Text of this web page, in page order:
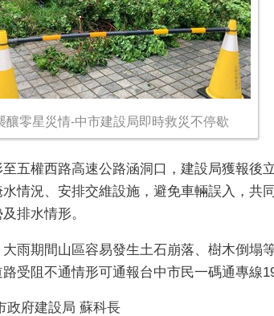
釀零星災情-中市建設局即時救災不停歇
五權西路高速公路涵洞口，建設局獲報後
情況、安排交維設施，避免車輛誤入，共
排水情形。
雨期間山區容易發生土石崩落、樹木倒塌
受阻不通情形可通報台中市民一碼通專線
政府建設局 蘇科長